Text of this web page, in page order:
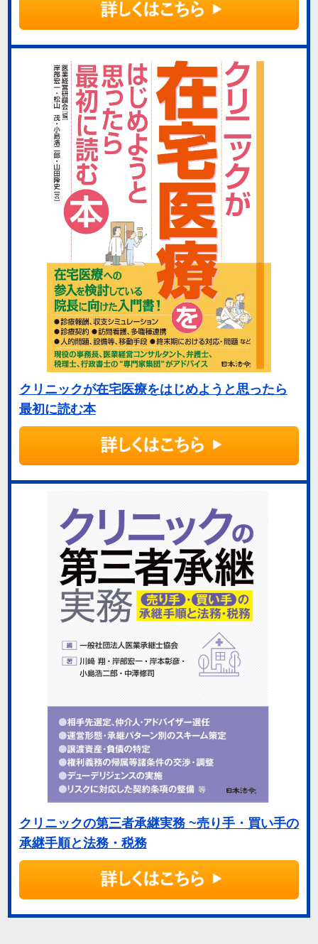
クリニックが在宅医療をはじめようと思ったら
最初に読む本
クリニックの第三者承継実務 ~売り手・買い手の
承継手順と法務・税務